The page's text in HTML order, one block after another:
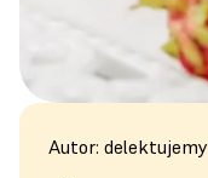
Autor: delektujemy